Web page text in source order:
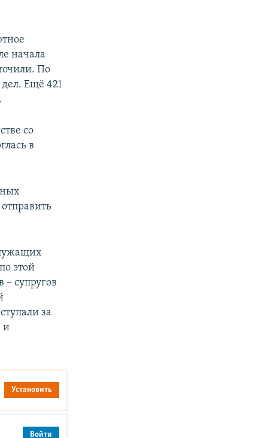
начала
По
дел. Ещё 421
со
в
этой
супругов
за
и
Установить
Войти